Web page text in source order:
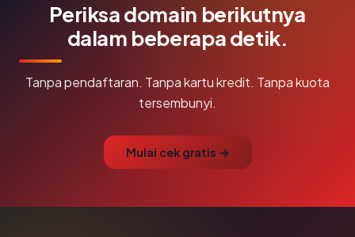
Periksa domain berikutnya
dalam beberapa detik.
Tanpa pendaftaran. Tanpa kartu kredit. Tanpa kuota
tersembunyi.
Mulai cek gratis →